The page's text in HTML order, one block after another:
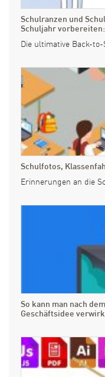
Schulranzen und
Schuljahr vorbereiten:
Die ultimative Back-
Schulfotos,
Erinnerungen an die
So kann man nach
Geschäftsidee